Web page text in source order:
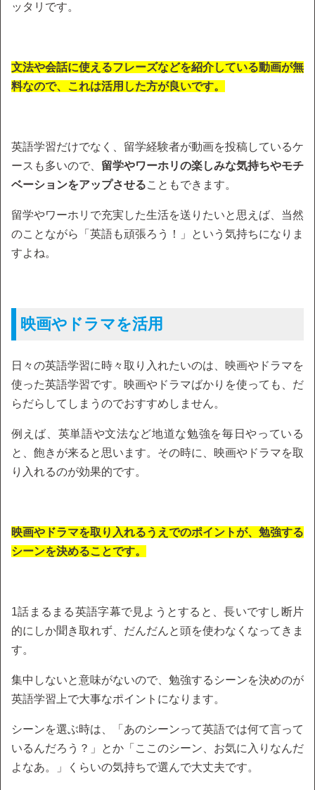
ッタリです。
文法や会話に使えるフレーズなどを紹介している動画が無
料なので、これは活用した方が良いです。
英語学習だけでなく、留学経験者が動画を投稿しているケ
ースも多いので、 留学やワーホリの楽しみな気持ちやモチ
ベーションをアップさせることもできます。
留学やワーホリで充実した生活を送りたいと思えば、当然
のことながら「英語も頑張ろう！」という気持ちになりま
すよね。
映画やドラマを活用
日々の英語学習に時々取り入れたいのは、映画やドラマを
使った英語学習です。映画やドラマばかりを使っても、だ
らだらしてしまうのでおすすめしません。
例えば、英単語や文法など地道な勉強を毎日やっている
と、飽きが来ると思います。その時に、映画やドラマを取
り入れるのが効果的です。
映画やドラマを取り入れるうえでのポイントが、勉強する
シーンを決めることです。
1話まるまる英語字幕で見ようとすると、長いですし断片
的にしか聞き取れず、だんだんと頭を使わなくなってきま
す。
集中しないと意味がないので、勉強するシーンを決めのが
英語学習上で大事なポイントになります。
シーンを選ぶ時は、「あのシーンって英語では何て言って
いるんだろう？」とか「ここのシーン、お気に入りなんだ
よなあ。」くらいの気持ちで選んで大丈夫です。